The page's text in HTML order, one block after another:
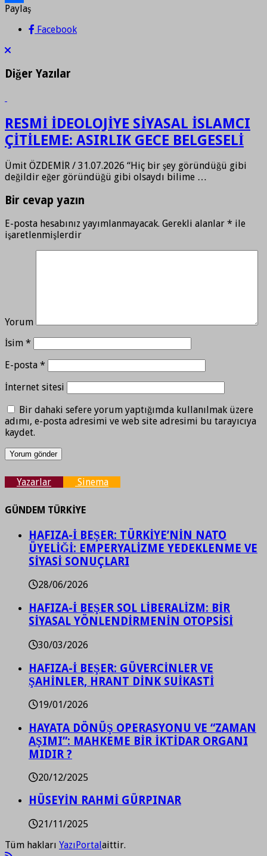
Paylaş
Paylaş
Facebook
Diğer Yazılar
RESMİ İDEOLOJİYE SİYASAL İSLAMCI
ÇİTİLEME: ASIRLIK GECE BELGESELİ
Ümit ÖZDEMİR / 31.07.2026 “Hiç bir şey göründüğü gibi
değildir eğer göründüğü gibi olsaydı bilime …
Bir cevap yazın
E-posta hesabınız yayımlanmayacak. Gerekli alanlar * ile
işaretlenmişlerdir
Yorum
İsim *
E-posta *
İnternet sitesi
Bir dahaki sefere yorum yaptığımda kullanılmak üzere
adımı, e-posta adresimi ve web site adresimi bu tarayıcıya
kaydet.
Yazarlar Sinema
GÜNDEM TÜRKİYE
HAFIZA-İ BEŞER: TÜRKİYE’NİN NATO
ÜYELİĞİ: EMPERYALİZME YEDEKLENME VE
SİYASİ SONUÇLARI
28/06/2026
HAFIZA-İ BEŞER SOL LİBERALİZM: BİR
SİYASAL YÖNLENDİRMENİN OTOPSİSİ
30/03/2026
HAFIZA-İ BEŞER: GÜVERCİNLER VE
ŞAHİNLER, HRANT DİNK SUİKASTİ
19/01/2026
HAYATA DÖNÜŞ OPERASYONU VE “ZAMAN
AŞIMI”: MAHKEME BİR İKTİDAR ORGANI
MIDIR ?
20/12/2025
HÜSEYİN RAHMİ GÜRPINAR
21/11/2025
Tüm hakları YazıPortalaittir.